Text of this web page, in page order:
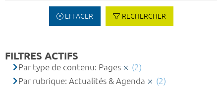
EFFACER RECHERCHER
FILTRES ACTIFS
Par type de contenu: Pages
(2)
Par rubrique: Actualités & Agenda
(2)